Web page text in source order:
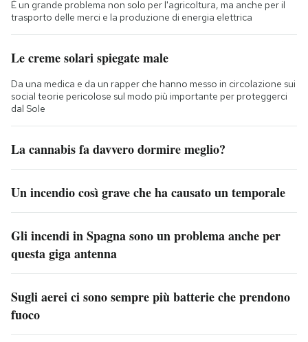
È un grande problema non solo per l'agricoltura, ma anche per il
trasporto delle merci e la produzione di energia elettrica
Le creme solari spiegate male
Da una medica e da un rapper che hanno messo in circolazione sui
social teorie pericolose sul modo più importante per proteggerci
dal Sole
La cannabis fa davvero dormire meglio?
Un incendio così grave che ha causato un temporale
Gli incendi in Spagna sono un problema anche per
questa giga antenna
Sugli aerei ci sono sempre più batterie che prendono
fuoco